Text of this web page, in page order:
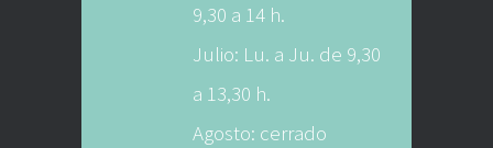
9,30 a 14 h.
Julio: Lu. a Ju. de 9,30
a 13,30 h.
Agosto: cerrado